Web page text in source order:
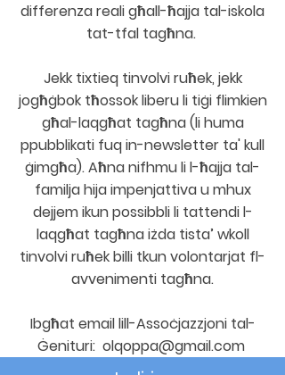
differenza reali għall-ħajja tal-iskola
tat-tfal tagħna.
Jekk tixtieq tinvolvi ruħek, jekk
jogħġbok tħossok liberu li tiġi flimkien
għal-laqgħat tagħna (li huma
ppubblikati fuq in-newsletter ta' kull
ġimgħa). Aħna nifhmu li l-ħajja tal-
familja hija impenjattiva u mhux
dejjem ikun possibbli li tattendi l-
laqgħat tagħna iżda tista’ wkoll
tinvolvi ruħek billi tkun volontarjat fl-
avvenimenti tagħna.
Ibgħat email lill-Assoċjazzjoni tal-
Ġenituri: olqoppa@gmail.com